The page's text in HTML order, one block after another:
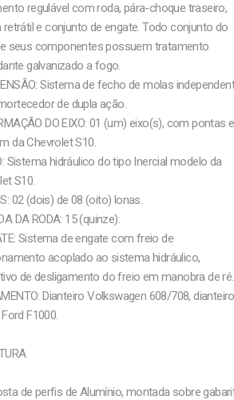
regulável com roda, pára-choque traseiro,
retrátil e conjunto de engate. Todo conjunto do
seus componentes possuem tratamento
galvanizado a fogo.
Sistema de fecho de molas
de dupla ação.
DO EIXO: 01 (um) eixo(s), com pontas e
da Chevrolet S10.
Sistema hidráulico do tipo Inercial modelo da
S10.
02 (dois) de 08 (oito) lonas.
DA RODA: 15 (quinze).
Sistema de engate com freio de
acoplado ao sistema hidráulico,
de desligamento do freio em manobra de ré.
Dianteiro Volkswagen 608/708, dianteiro
F1000.
de perfis de Alumínio, montada sobre